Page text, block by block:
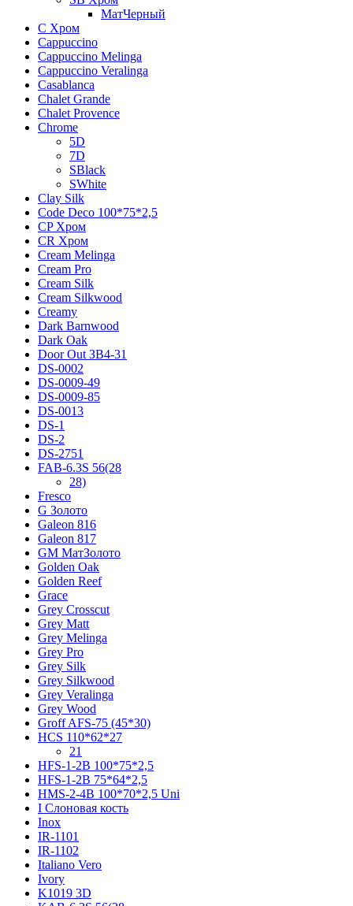
МатЧерный
C Хром
Cappuccino
Cappuccino Melinga
Cappuccino Veralinga
Casablanca
Chalet Grande
Chalet Provence
Chrome
5D
7D
SBlack
SWhite
Clay Silk
Code Deco 100*75*2,5
CP Хром
CR Хром
Cream Melinga
Cream Pro
Cream Silk
Cream Silkwood
Creamy
Dark Barnwood
Dark Oak
Door Out ЗВ4-31
DS-0002
DS-0009-49
DS-0009-85
DS-0013
DS-1
DS-2
DS-2751
FAB-6.3S 56(28
28)
Fresco
G Золото
Galeon 816
Galeon 817
GM МатЗолото
Golden Oak
Golden Reef
Grace
Grey Crosscut
Grey Matt
Grey Melinga
Grey Pro
Grey Silk
Grey Silkwood
Grey Veralinga
Grey Wood
Groff AFS-75 (45*30)
HCS 110*62*27
21
HFS-1-2B 100*75*2,5
HFS-1-2B 75*64*2,5
HMS-2-4B 100*70*2,5 Uni
I Слоновая кость
Inox
IR-1101
IR-1102
Italiano Vero
Ivory
K1019 3D